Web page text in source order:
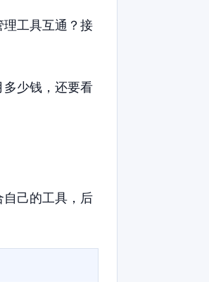
工具互通？接
少钱，还要看
己的工具，后